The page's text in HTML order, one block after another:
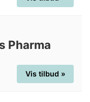
Pharma
Vis tilbud »